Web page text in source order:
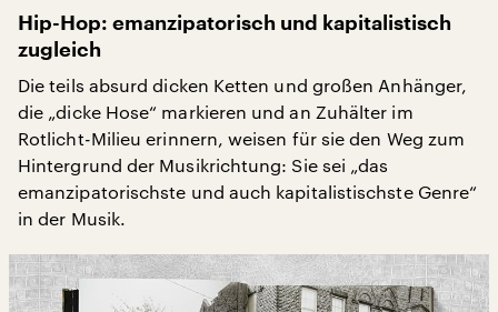
Hip-Hop: emanzipatorisch und kapitalistisch
zugleich
Die teils absurd dicken Ketten und großen Anhänger,
die „dicke Hose“ markieren und an Zuhälter im
Rotlicht-Milieu erinnern, weisen für sie den Weg zum
Hintergrund der Musikrichtung: Sie sei „das
emanzipatorischste und auch kapitalistischste Genre“
in der Musik.